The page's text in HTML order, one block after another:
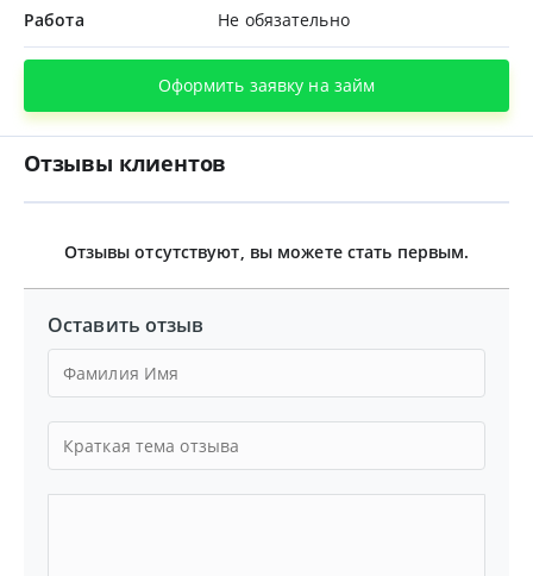
Работа Не обязательно
Оформить заявку на займ
Отзывы клиентов
Отзывы отсутствуют, вы можете стать первым.
Оставить отзыв